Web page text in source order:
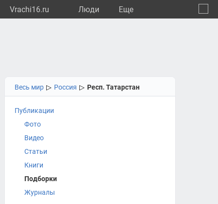
Vrachi16.ru Люди Eще
Весь мир ▷ Россия ▷ Респ. Татарстан
Публикации
Фото
Видео
Статьи
Книги
Подборки
Журналы